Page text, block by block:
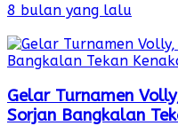
8 bulan yang lalu
Gelar Turnamen
Sorjan Bangkalan